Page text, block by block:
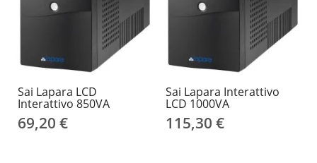
Sai Lapara LCD
Interattivo 850VA
69,20 €
Sai Lapara Interattivo
LCD 1000VA
115,30 €